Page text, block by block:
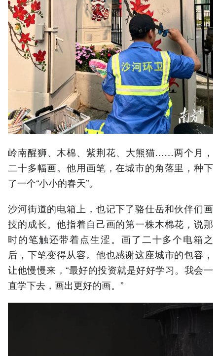
岭南醒狮、木棉、紫荆花、大熊猫……两个月，
二十多幅画。他用画笔，在城市的角落里，种下
了一个“小小的春天”。
沙河街道的电箱上，也记下了骆仕岳和伙伴们画
技的成长。他指着自己画的第一株木棉花，说那
时的笔触还带着点生涩。画了二十多个电箱之
后，下笔变得从容。他也感谢这座城市的包容，
让他慢慢来，“最好的投资就是好好学习。我会一
直学下去，画出更好的画。”